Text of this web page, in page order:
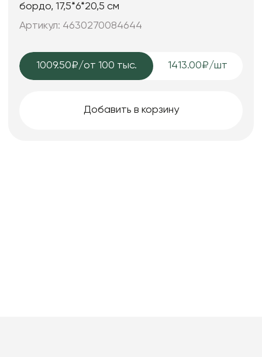
бордо, 17,5*6*20,5 см
Артикул: 4630270084644
1009.50₽/от 100 тыс. 1413.00₽/шт
Добавить в корзину